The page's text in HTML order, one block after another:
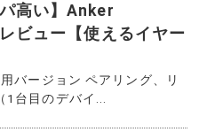
高い】Anker
ビュー【使えるイヤー
バージョン ペアリング、リ
台目のデバイ...